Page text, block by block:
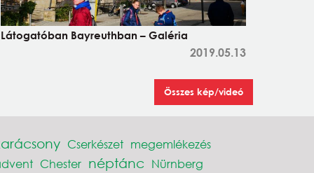
Látogatóban Bayreuthban – Galéria
2019.05.13
Összes kép/videó
Cserkészet megemlékezés
Chester néptánc Nürnberg